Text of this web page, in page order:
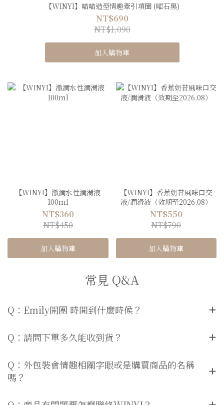
【WINYI】喵喵造型情趣牽引項圈 (曜石黑)
NT$690
NT$1,090
加入購物車
【WINYI】激潤水性潤滑液
100ml
NT$360
NT$450
加入購物車
【WINYI】香蕉奶昔風味口交
液/潤滑液（效期至2026.08）
NT$550
NT$790
加入購物車
常見 Q&A
Q：Emily開團 時間到什麼時候？
Q：請問下單多久能收到貨？
Q：外包裝會情趣相關字眼或是購買商品的名稱
嗎？